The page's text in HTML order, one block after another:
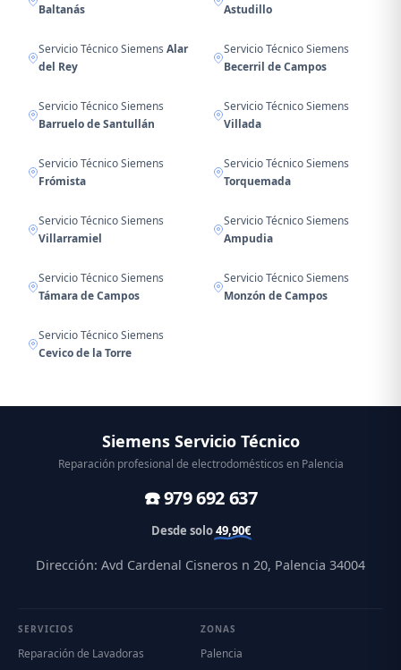
Baltanás
Astudillo
Servicio Técnico Siemens Alar
del Rey
Servicio Técnico Siemens
Becerril de Campos
Servicio Técnico Siemens
Barruelo de Santullán
Servicio Técnico Siemens
Villada
Servicio Técnico Siemens
Frómista
Servicio Técnico Siemens
Torquemada
Servicio Técnico Siemens
Villarramiel
Servicio Técnico Siemens
Ampudia
Servicio Técnico Siemens
Támara de Campos
Servicio Técnico Siemens
Monzón de Campos
Servicio Técnico Siemens
Cevico de la Torre
Siemens Servicio Técnico
Reparación profesional de electrodomésticos en Palencia
☎️ 979 692 637
Desde solo49,90€
Dirección: Avd Cardenal Cisneros n 20, Palencia 34004
SERVICIOS
Reparación de Lavadoras
ZONAS
Palencia